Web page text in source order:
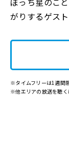
がりするゲス
※タイムフリーは1週間
※他エリアの放送を聴く